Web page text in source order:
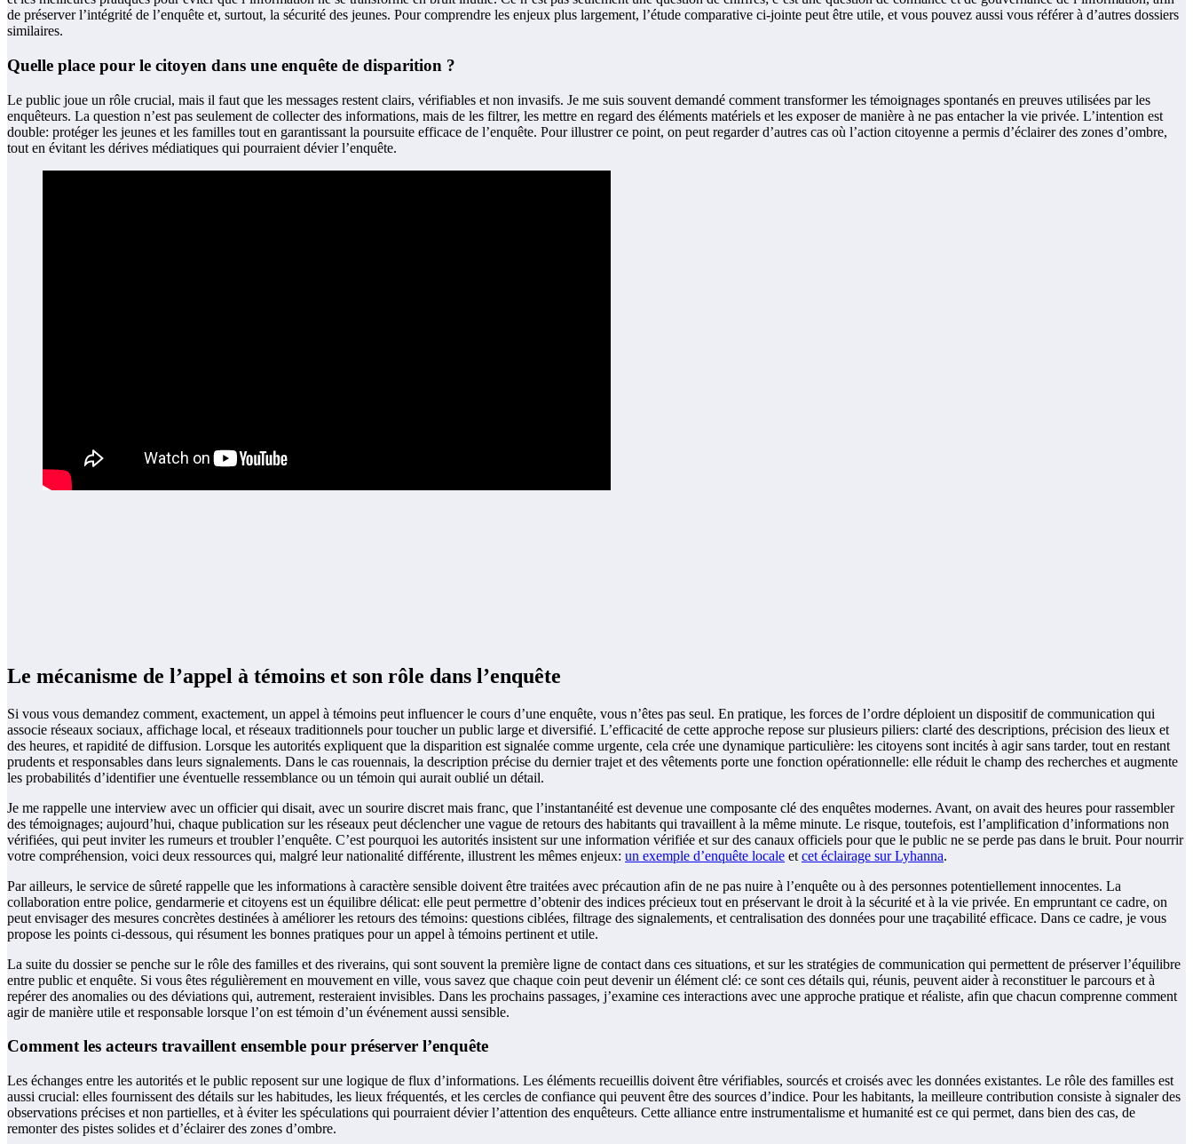
de préserver l’intégrité de l’enquête et, surtout, la sécurité des jeunes. Pour comprendre les enjeux plus largement, l’étude comparative ci-jointe peut être utile, et vous pouvez aussi vous référer à d’autres dossiers
similaires.
Quelle place pour le citoyen dans une enquête de disparition ?
Le public joue un rôle crucial, mais il faut que les messages restent clairs, vérifiables et non invasifs. Je me suis souvent demandé comment transformer les témoignages spontanés en preuves utilisées par les
enquêteurs. La question n’est pas seulement de collecter des informations, mais de les filtrer, les mettre en regard des éléments matériels et les exposer de manière à ne pas entacher la vie privée. L’intention est
double: protéger les jeunes et les familles tout en garantissant la poursuite efficace de l’enquête. Pour illustrer ce point, on peut regarder d’autres cas où l’action citoyenne a permis d’éclairer des zones d’ombre,
tout en évitant les dérives médiatiques qui pourraient dévier l’enquête.
Le mécanisme de l’appel à témoins et son rôle dans l’enquête
Si vous vous demandez comment, exactement, un appel à témoins peut influencer le cours d’une enquête, vous n’êtes pas seul. En pratique, les forces de l’ordre déploient un dispositif de communication qui
associe réseaux sociaux, affichage local, et réseaux traditionnels pour toucher un public large et diversifié. L’efficacité de cette approche repose sur plusieurs piliers: clarté des descriptions, précision des lieux et
des heures, et rapidité de diffusion. Lorsque les autorités expliquent que la disparition est signalée comme urgente, cela crée une dynamique particulière: les citoyens sont incités à agir sans tarder, tout en restant
prudents et responsables dans leurs signalements. Dans le cas rouennais, la description précise du dernier trajet et des vêtements porte une fonction opérationnelle: elle réduit le champ des recherches et augmente
les probabilités d’identifier une éventuelle ressemblance ou un témoin qui aurait oublié un détail.
Je me rappelle une interview avec un officier qui disait, avec un sourire discret mais franc, que l’instantanéité est devenue une composante clé des enquêtes modernes. Avant, on avait des heures pour rassembler
des témoignages; aujourd’hui, chaque publication sur les réseaux peut déclencher une vague de retours des habitants qui travaillent à la même minute. Le risque, toutefois, est l’amplification d’informations non
vérifiées, qui peut inviter les rumeurs et troubler l’enquête. C’est pourquoi les autorités insistent sur une information vérifiée et sur des canaux officiels pour que le public ne se perde pas dans le bruit. Pour nourrir
votre compréhension, voici deux ressources qui, malgré leur nationalité différente, illustrent les mêmes enjeux: un exemple d’enquête locale et cet éclairage sur Lyhanna.
Par ailleurs, le service de sûreté rappelle que les informations à caractère sensible doivent être traitées avec précaution afin de ne pas nuire à l’enquête ou à des personnes potentiellement innocentes. La
collaboration entre police, gendarmerie et citoyens est un équilibre délicat: elle peut permettre d’obtenir des indices précieux tout en préservant le droit à la sécurité et à la vie privée. En empruntant ce cadre, on
peut envisager des mesures concrètes destinées à améliorer les retours des témoins: questions ciblées, filtrage des signalements, et centralisation des données pour une traçabilité efficace. Dans ce cadre, je vous
propose les points ci-dessous, qui résument les bonnes pratiques pour un appel à témoins pertinent et utile.
La suite du dossier se penche sur le rôle des familles et des riverains, qui sont souvent la première ligne de contact dans ces situations, et sur les stratégies de communication qui permettent de préserver l’équilibre
entre public et enquête. Si vous êtes régulièrement en mouvement en ville, vous savez que chaque coin peut devenir un élément clé: ce sont ces détails qui, réunis, peuvent aider à reconstituer le parcours et à
repérer des anomalies ou des déviations qui, autrement, resteraient invisibles. Dans les prochains passages, j’examine ces interactions avec une approche pratique et réaliste, afin que chacun comprenne comment
agir de manière utile et responsable lorsque l’on est témoin d’un événement aussi sensible.
Comment les acteurs travaillent ensemble pour préserver l’enquête
Les échanges entre les autorités et le public reposent sur une logique de flux d’informations. Les éléments recueillis doivent être vérifiables, sourcés et croisés avec les données existantes. Le rôle des familles est
aussi crucial: elles fournissent des détails sur les habitudes, les lieux fréquentés, et les cercles de confiance qui peuvent être des sources d’indice. Pour les habitants, la meilleure contribution consiste à signaler des
observations précises et non partielles, et à éviter les spéculations qui pourraient dévier l’attention des enquêteurs. Cette alliance entre instrumentalisme et humanité est ce qui permet, dans bien des cas, de
remonter des pistes solides et d’éclairer des zones d’ombre.